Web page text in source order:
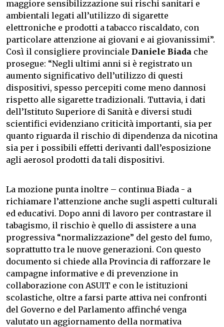
maggiore sensibilizzazione sui rischi sanitari e
ambientali legati all’utilizzo di sigarette
elettroniche e prodotti a tabacco riscaldato, con
particolare attenzione ai giovani e ai giovanissimi”.
Così il consigliere provinciale Daniele Biada che
prosegue: “Negli ultimi anni si è registrato un
aumento significativo dell’utilizzo di questi
dispositivi, spesso percepiti come meno dannosi
rispetto alle sigarette tradizionali. Tuttavia, i dati
dell’Istituto Superiore di Sanità e diversi studi
scientifici evidenziano criticità importanti, sia per
quanto riguarda il rischio di dipendenza da nicotina
sia per i possibili effetti derivanti dall’esposizione
agli aerosol prodotti da tali dispositivi.
La mozione punta inoltre – continua Biada - a
richiamare l’attenzione anche sugli aspetti culturali
ed educativi. Dopo anni di lavoro per contrastare il
tabagismo, il rischio è quello di assistere a una
progressiva “normalizzazione” del gesto del fumo,
soprattutto tra le nuove generazioni. Con questo
documento si chiede alla Provincia di rafforzare le
campagne informative e di prevenzione in
collaborazione con ASUIT e con le istituzioni
scolastiche, oltre a farsi parte attiva nei confronti
del Governo e del Parlamento affinché venga
valutato un aggiornamento della normativa